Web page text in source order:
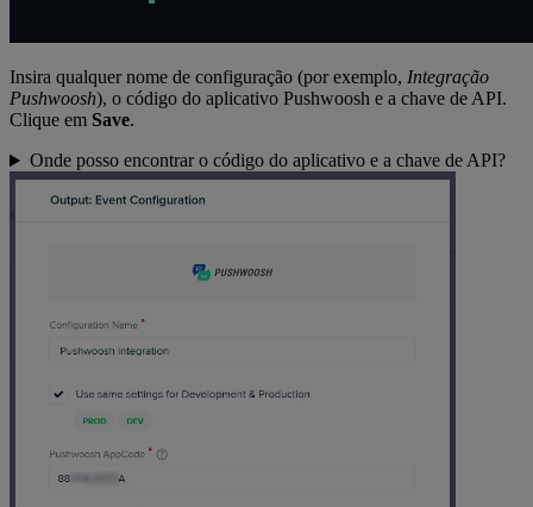
Insira qualquer nome de configuração (por exemplo, Integração
Pushwoosh), o código do aplicativo Pushwoosh e a chave de API.
Clique em Save.
Onde posso encontrar o código do aplicativo e a chave de API?